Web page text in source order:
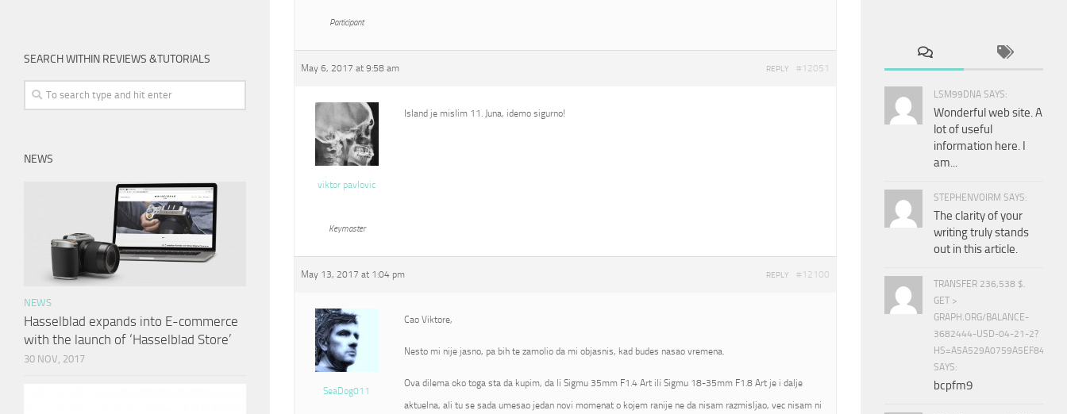
Participant
May 6, 2017 at 9:58 am #12051
REPLY
viktor pavlovic
Keymaster
Island je mislim 11. Juna, idemo sigurno!
May 13, 2017 at 1:04 pm #12100
REPLY
SeaDog011
Cao Viktore,
Nesto mi nije jasno, pa bih te zamolio da mi objasnis, kad budes nasao vremena.
Ova dilema oko toga sta da kupim, da li Sigmu 35mm F1.4 Art ili Sigmu 18-35mm F1.8 Art je i dalje
aktuelna, ali tu se sada umesao jedan novi momenat o kojem ranije ne da nisam razmisljao, vec nisam ni
SEARCH WITHIN REVIEWS &TUTORIALS
NEWS
NEWS
Hasselblad expands into E-commerce
with the launch of ‘Hasselblad Store’
30 NOV, 2017
LSM99DNA SAYS:
Wonderful web site. A
lot of useful
information here. I
am...
STEPHENVOIRM SAYS:
The clarity of your
writing truly stands
out in this article.
TRANSFER 236,538 $.
GET >
GRAPH.ORG/BALANCE-
3682444-USD-04-21-2?
SAYS:
bcpfm9